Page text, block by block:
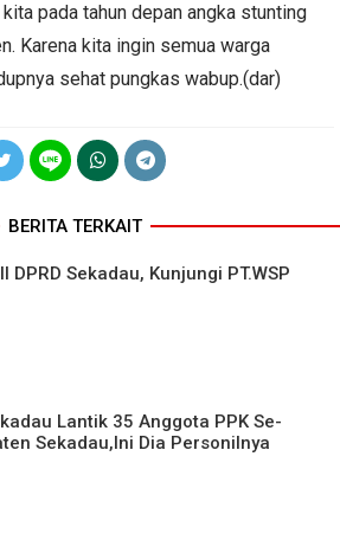
pada tahun depan angka stunting
Karena kita ingin semua warga
sehat pungkas wabup.(dar)
BERITA TERKAIT
DPRD Sekadau, Kunjungi PT.WSP
Lantik 35 Anggota PPK Se-
Sekadau,Ini Dia Personilnya